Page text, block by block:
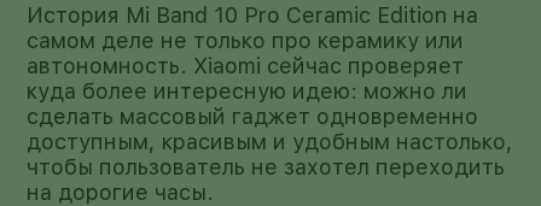
История Mi Band 10 Pro Ceramic Edition на
самом деле не только про керамику или
автономность. Xiaomi сейчас проверяет
куда более интересную идею: можно ли
сделать массовый гаджет одновременно
доступным, красивым и удобным настолько,
чтобы пользователь не захотел переходить
на дорогие часы.